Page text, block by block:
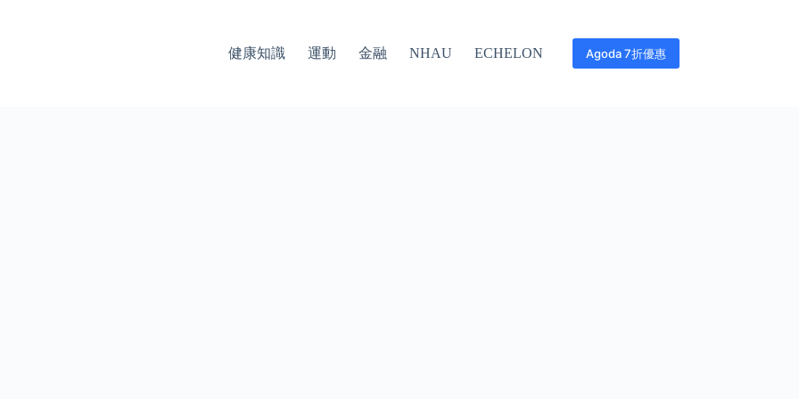
健康知識 運動 金融 NHAU ECHELON Agoda 7折優惠